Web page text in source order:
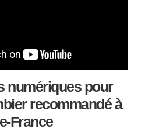
numériques pour
recommandé à
France